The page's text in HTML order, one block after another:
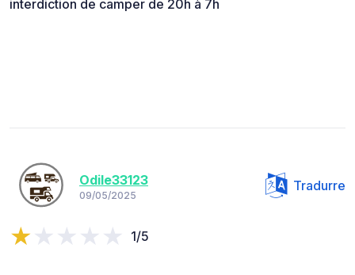
interdiction de camper de 20h à 7h
Odile33123
09/05/2025
Tradurre
1/5